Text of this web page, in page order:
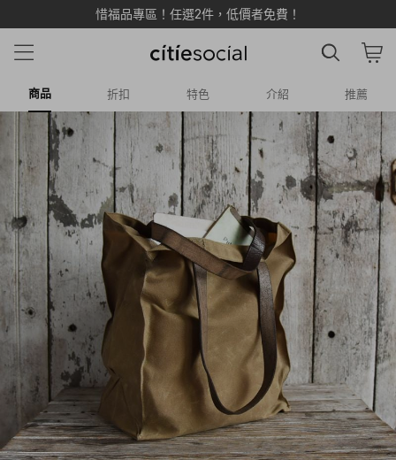
惜福品專區！任選2件，低價者免費！
商品 折扣 特色 介紹 推薦